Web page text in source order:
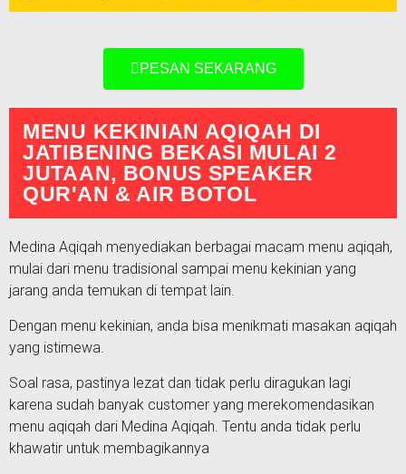
PESAN SEKARANG
MENU KEKINIAN AQIQAH DI
JATIBENING BEKASI MULAI 2
JUTAAN, BONUS SPEAKER
QUR'AN & AIR BOTOL
Medina Aqiqah menyediakan berbagai macam menu aqiqah,
mulai dari menu tradisional sampai menu kekinian yang
jarang anda temukan di tempat lain.
Dengan menu kekinian, anda bisa menikmati masakan aqiqah
yang istimewa.
Soal rasa, pastinya lezat dan tidak perlu diragukan lagi
karena sudah banyak customer yang merekomendasikan
menu aqiqah dari Medina Aqiqah. Tentu anda tidak perlu
khawatir untuk membagikannya